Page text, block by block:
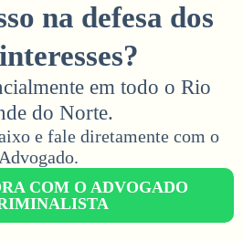
na defesa dos
em todo o Rio
do Norte.
e fale diretamente com o
COM O ADVOGADO